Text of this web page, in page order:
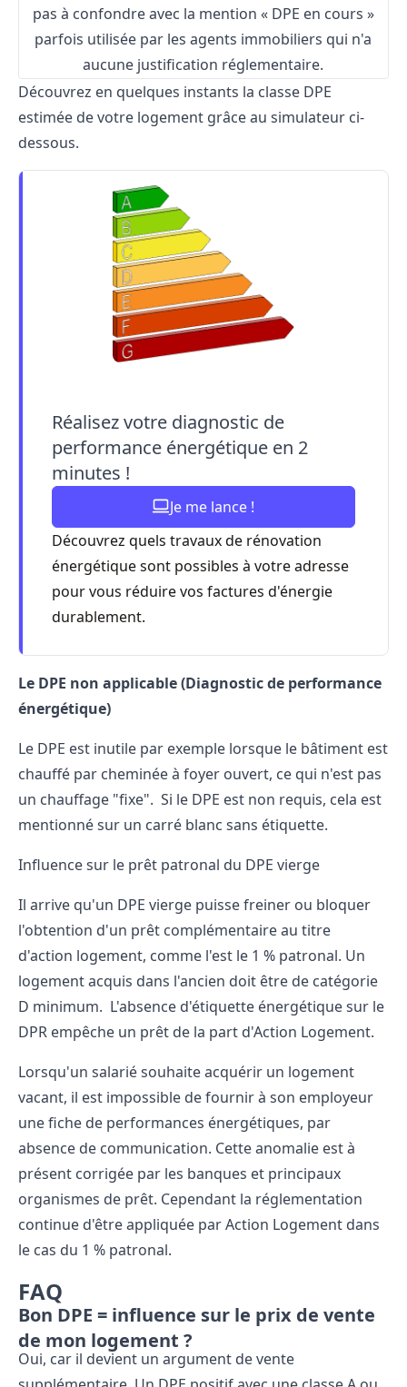
pas à confondre avec la mention « DPE en cours »
parfois utilisée par les agents immobiliers qui n'a
aucune justification réglementaire.
Découvrez en quelques instants la classe DPE
estimée de votre logement grâce au simulateur ci-
dessous.
Réalisez votre diagnostic de
performance énergétique en 2
minutes !
Je me lance !
Découvrez quels travaux de rénovation
énergétique sont possibles à votre adresse
pour vous réduire vos factures d'énergie
durablement.
Le DPE non applicable (Diagnostic de performance
énergétique)
Le DPE est inutile par exemple lorsque le bâtiment est
chauffé par cheminée à foyer ouvert, ce qui n'est pas
un chauffage "fixe". Si le DPE est non requis, cela est
mentionné sur un carré blanc sans étiquette.
Influence sur le prêt patronal du DPE vierge
Il arrive qu'un DPE vierge puisse freiner ou bloquer
l'obtention d'un prêt complémentaire au titre
d'action logement, comme l'est le 1 % patronal. Un
logement acquis dans l'ancien doit être de catégorie
D minimum. L'absence d'étiquette énergétique sur le
DPR empêche un prêt de la part d'Action Logement.
Lorsqu'un salarié souhaite acquérir un logement
vacant, il est impossible de fournir à son employeur
une fiche de performances énergétiques, par
absence de communication. Cette anomalie est à
présent corrigée par les banques et principaux
organismes de prêt. Cependant la réglementation
continue d'être appliquée par Action Logement dans
le cas du 1 % patronal.
FAQ
Bon DPE = influence sur le prix de vente
de mon logement ?
Oui, car il devient un argument de vente